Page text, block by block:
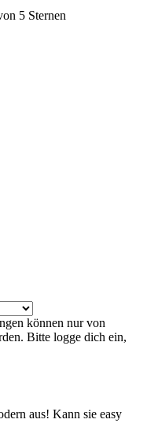
5 Sternen
können nur von
Bitte logge dich ein,
aus! Kann sie easy